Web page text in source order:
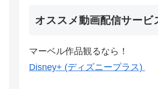
オススメ動画配信サービ
マーベル作品観るなら！
Disney+ (ディズニープラス)